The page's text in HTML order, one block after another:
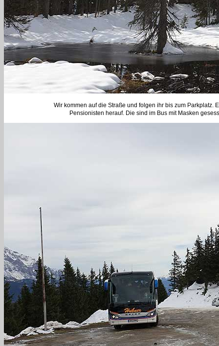
Wir kommen auf die Straße und folgen ihr bis zum Parkplatz.
Pensionisten herauf. Die sind im Bus mit Masken